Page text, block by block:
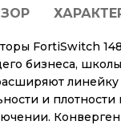
FortiSwitch
бизнеса,
и